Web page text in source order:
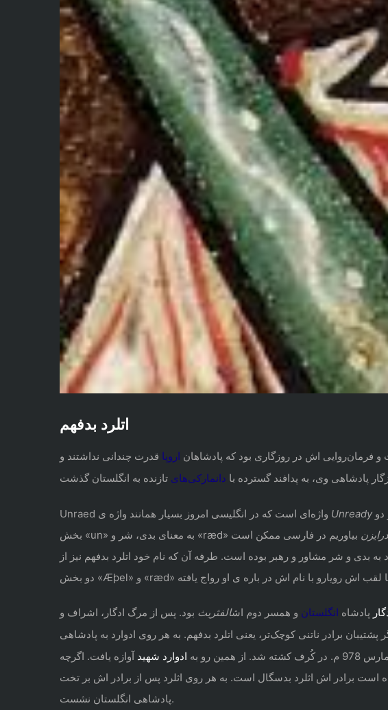
اتلرد بدفهم
فرمان‌روایی اش در روزگاری بود که پادشاهان اروپا قدرت چندانی نداشتند و
پادشاهی وی، به پدافند گسترده با دانمار کی‌های
Unready
بیاوریم در فارسی ممکن است
بدی و شر مشاور و رهبر بوده است. طرفه آن که نام خود اتلرد بدفهم نیز از
پادشاه انگلستان و همسر دوم اشالفثریث بود. پس از مرگ ادگار، اشراف و
پشتیبان برادر ناتنی کوچک‌تر، یعنی اتلرد بدفهم. به هر روی ادوارد به پادشاهی
ادوارد شهید آوازه یافت. اگرچه
برادر اش اثلرد بدسگال است. به هر روی اثلرد پس از برادر اش بر تخت
پادشاهی انگلستان نشست.